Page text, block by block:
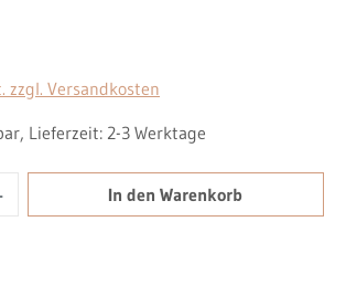
zzgl. Versandkosten
Lieferzeit: 2-3 Werktage
Gib den gewünschten
In den Warenkorb